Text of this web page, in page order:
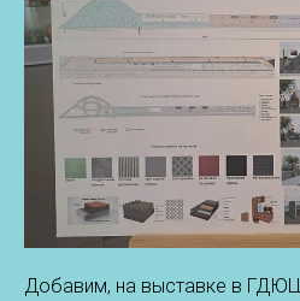
Добавим, на выставке в